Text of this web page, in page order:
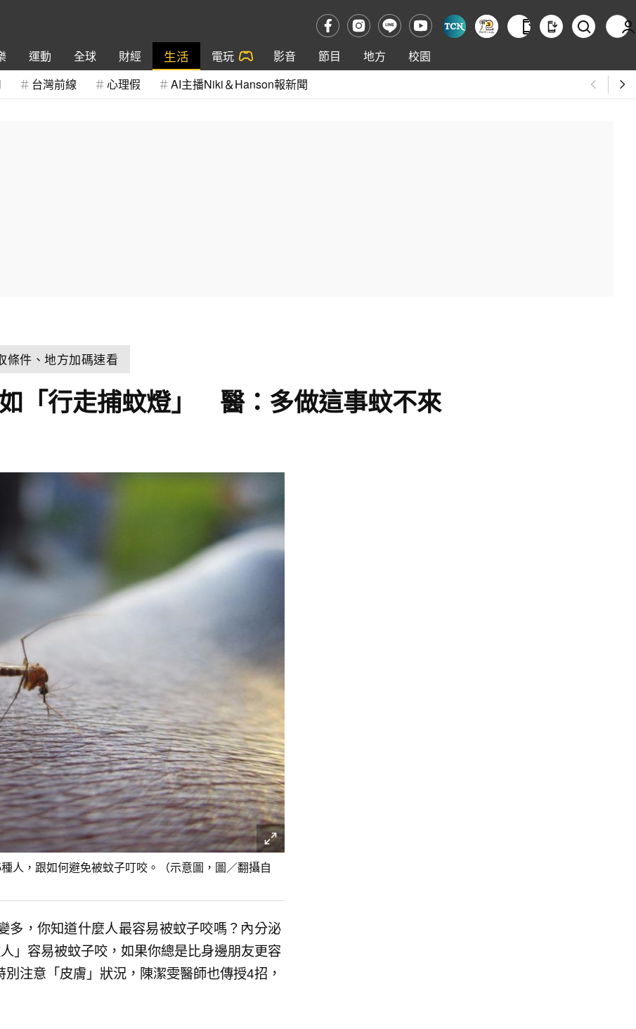
運動 全球 財經 生活 電玩 影音 節目 地方
校園
台灣前線 心理假 AI主播Niki＆Hanson報新聞
條件、地方加碼速看
「行走捕蚊燈」 醫：多做這事蚊不來
人，跟如何避免被蚊子叮咬。（示意圖，圖／翻攝自
多，你知道什麼人最容易被蚊子咬嗎？內分泌
」容易被蚊子咬，如果你總是比身邊朋友更容
注意「皮膚」狀況，陳潔雯醫師也傳授4招，